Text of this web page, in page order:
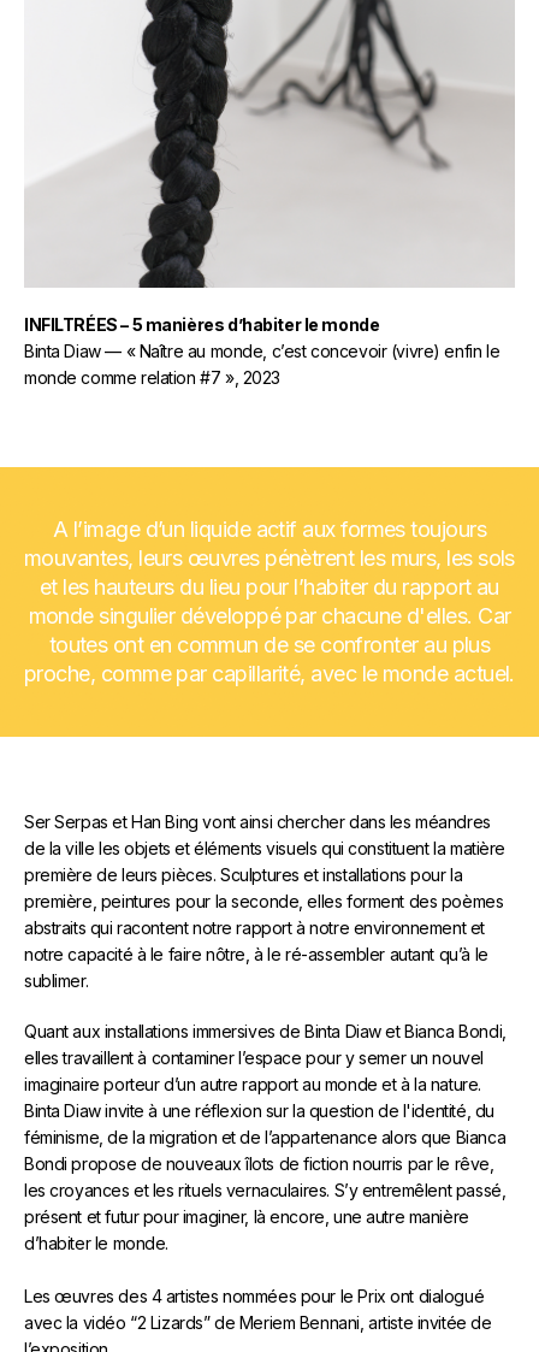
INFILTRÉES – 5 manières d’habiter le monde
Binta Diaw — « Naître au monde, c’est concevoir (vivre) enfin le
monde comme relation #7 », 2023
A l’image d’un liquide actif aux formes toujours
mouvantes, leurs œuvres pénètrent les murs, les sols
et les hauteurs du lieu pour l’habiter du rapport au
monde singulier développé par chacune d'elles. Car
toutes ont en commun de se confronter au plus
proche, comme par capillarité, avec le monde actuel.
Ser Serpas et Han Bing vont ainsi chercher dans les méandres
de la ville les objets et éléments visuels qui constituent la matière
première de leurs pièces. Sculptures et installations pour la
première, peintures pour la seconde, elles forment des poèmes
abstraits qui racontent notre rapport à notre environnement et
notre capacité à le faire nôtre, à le ré-assembler autant qu’à le
sublimer.
Quant aux installations immersives de Binta Diaw et Bianca Bondi,
elles travaillent à contaminer l’espace pour y semer un nouvel
imaginaire porteur d’un autre rapport au monde et à la nature.
Binta Diaw invite à une réflexion sur la question de l'identité, du
féminisme, de la migration et de l’appartenance alors que Bianca
Bondi propose de nouveaux îlots de fiction nourris par le rêve,
les croyances et les rituels vernaculaires. S’y entremêlent passé,
présent et futur pour imaginer, là encore, une autre manière
d’habiter le monde.
Les œuvres des 4 artistes nommées pour le Prix ont dialogué
avec la vidéo “2 Lizards” de Meriem Bennani, artiste invitée de